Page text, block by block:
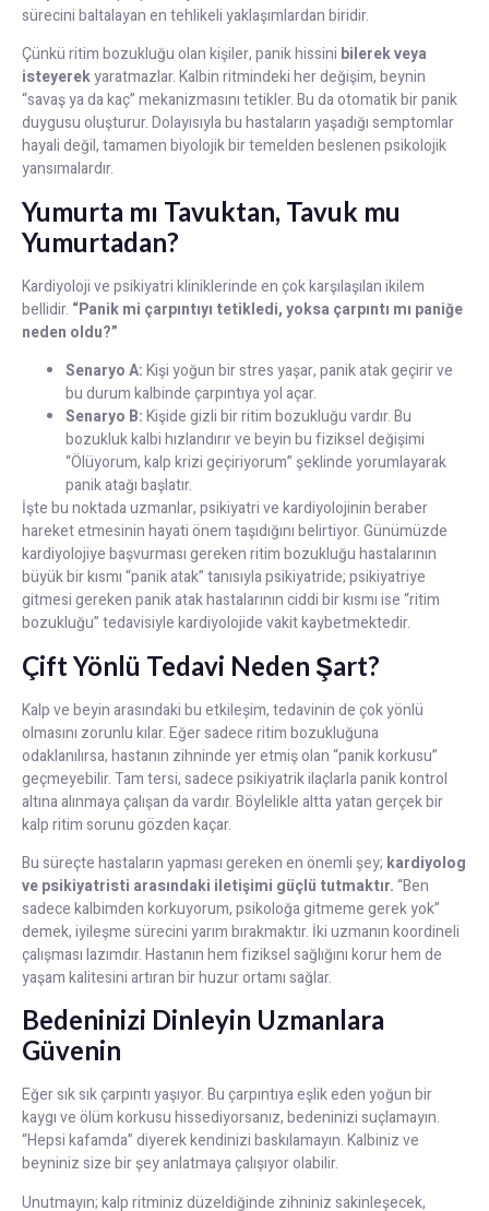
sürecini baltalayan en tehlikeli yaklaşımlardan biridir.
Çünkü ritim bozukluğu olan kişiler, panik hissini bilerek veya
isteyerekyaratmazlar. Kalbin ritmindeki her değişim, beynin
“savaş ya da kaç” mekanizmasını tetikler. Bu da otomatik bir panik
duygusu oluşturur. Dolayısıyla bu hastaların yaşadığı semptomlar
hayali değil, tamamen biyolojik bir temelden beslenen psikolojik
yansımalardır.
Yumurta mı Tavuktan, Tavuk mu
Yumurtadan?
Kardiyoloji ve psikiyatri kliniklerinde en çok karşılaşılan ikilem
bellidir. “Panik mi çarpıntıyı tetikledi, yoksa çarpıntı mı paniğe
neden oldu?”
Senaryo A:Kişi yoğun bir stres yaşar, panik atak geçirir ve
bu durum kalbinde çarpıntıya yol açar.
Senaryo B:Kişide gizli bir ritim bozukluğu vardır. Bu
bozukluk kalbi hızlandırır ve beyin bu fiziksel değişimi
“Ölüyorum, kalp krizi geçiriyorum” şeklinde yorumlayarak
panik atağı başlatır.
İşte bu noktada uzmanlar, psikiyatri ve kardiyolojinin beraber
hareket etmesinin hayati önem taşıdığını belirtiyor. Günümüzde
kardiyolojiye başvurması gereken ritim bozukluğu hastalarının
büyük bir kısmı “panik atak” tanısıyla psikiyatride; psikiyatriye
gitmesi gereken panik atak hastalarının ciddi bir kısmı ise “ritim
bozukluğu” tedavisiyle kardiyolojide vakit kaybetmektedir.
Çift Yönlü Tedavi Neden Şart?
Kalp ve beyin arasındaki bu etkileşim, tedavinin de çok yönlü
olmasını zorunlu kılar. Eğer sadece ritim bozukluğuna
odaklanılırsa, hastanın zihninde yer etmiş olan “panik korkusu”
geçmeyebilir. Tam tersi, sadece psikiyatrik ilaçlarla panik kontrol
altına alınmaya çalışan da vardır. Böylelikle altta yatan gerçek bir
kalp ritim sorunu gözden kaçar.
Bu süreçte hastaların yapması gereken en önemli şey; kardiyolog
ve psikiyatristi arasındaki iletişimi güçlü tutmaktır.“Ben
sadece kalbimden korkuyorum, psikoloğa gitmeme gerek yok”
demek, iyileşme sürecini yarım bırakmaktır. İki uzmanın koordineli
çalışması lazımdır. Hastanın hem fiziksel sağlığını korur hem de
yaşam kalitesini artıran bir huzur ortamı sağlar.
Bedeninizi Dinleyin Uzmanlara
Güvenin
Eğer sık sık çarpıntı yaşıyor. Bu çarpıntıya eşlik eden yoğun bir
kaygı ve ölüm korkusu hissediyorsanız, bedeninizi suçlamayın.
“Hepsi kafamda” diyerek kendinizi baskılamayın. Kalbiniz ve
beyniniz size bir şey anlatmaya çalışıyor olabilir.
Unutmayın; kalp ritminiz düzeldiğinde zihniniz sakinleşecek,